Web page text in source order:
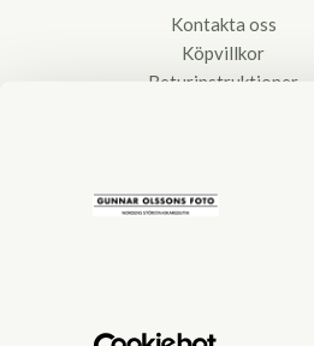
Kontakta oss
Köpvillkor
Returinstruktioner